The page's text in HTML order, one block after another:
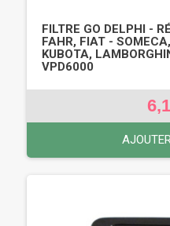
FILTRE GO DELPHI -
FAHR, FIAT -
KUBOTA,
VPD6000